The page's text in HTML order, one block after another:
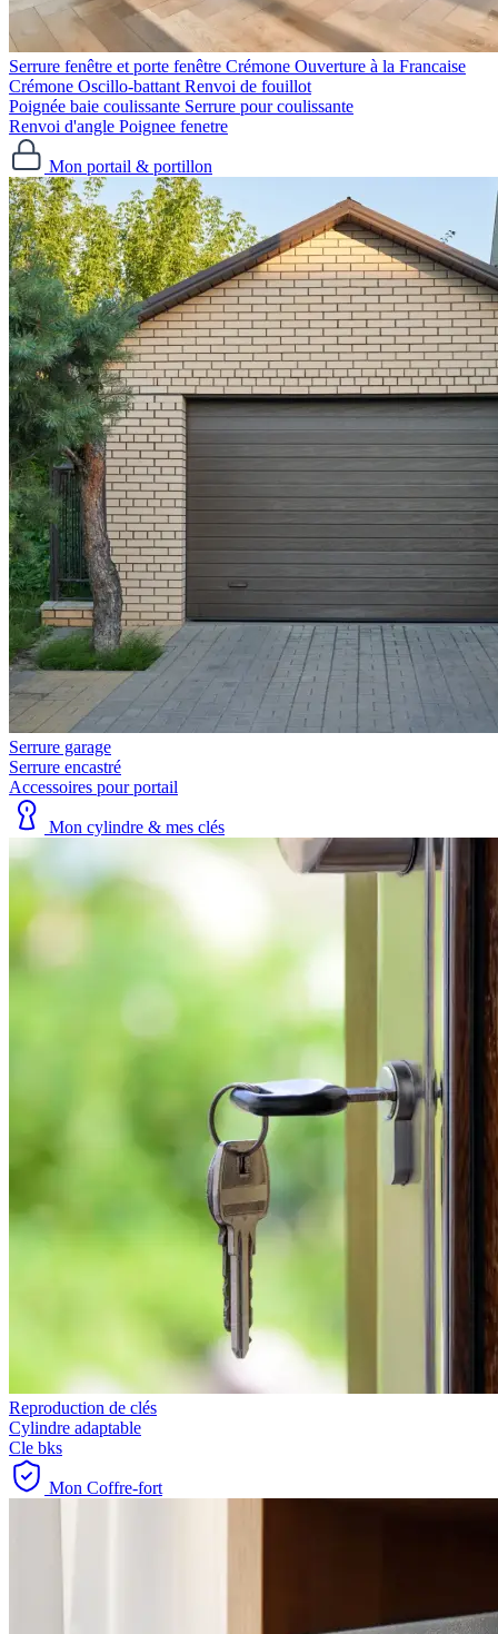
Serrure fenêtre et porte fenêtre Crémone Ouverture à la Francaise
Crémone Oscillo-battant Renvoi de fouillot
Poignée baie coulissante Serrure pour coulissante
Renvoi d'angle Poignee fenetre
Mon portail & portillon
Serrure garage
Serrure encastré
Accessoires pour portail
Mon cylindre & mes clés
Reproduction de clés
Cylindre adaptable
Cle bks
Mon Coffre-fort